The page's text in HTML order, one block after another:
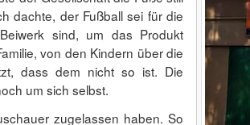
dachte, der Fußball sei für die
sind, um das Produkt
von den Kindern über die
dass dem nicht so ist. Die
um sich selbst.
zugelassen haben. So